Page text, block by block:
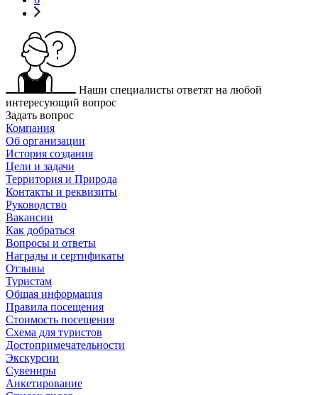
Наши специалисты ответят на любой
интересующий вопрос
Задать вопрос
Компания
Об организации
История создания
Цели и задачи
Территория и Природа
Контакты и реквизиты
Руководство
Вакансии
Как добраться
Вопросы и ответы
Награды и сертификаты
Отзывы
Туристам
Общая информация
Правила посещения
Стоимость посещения
Схема для туристов
Достопримечательности
Экскурсии
Сувениры
Анкетирование